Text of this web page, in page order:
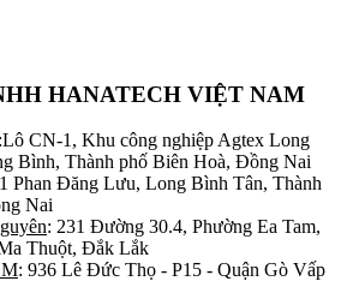
HANATECH VIỆT NAM
:Lô CN-1, Khu công nghiệp Agtex Long
Bình, Thành phố Biên Hoà, Đồng Nai
Phan Đăng Lưu, Long Bình Tân, Thành
Nai
: 231 Đường 30.4, Phường Ea Tam,
Thuột, Đắk Lắk
: 936 Lê Đức Thọ - P15 - Quận Gò Vấp